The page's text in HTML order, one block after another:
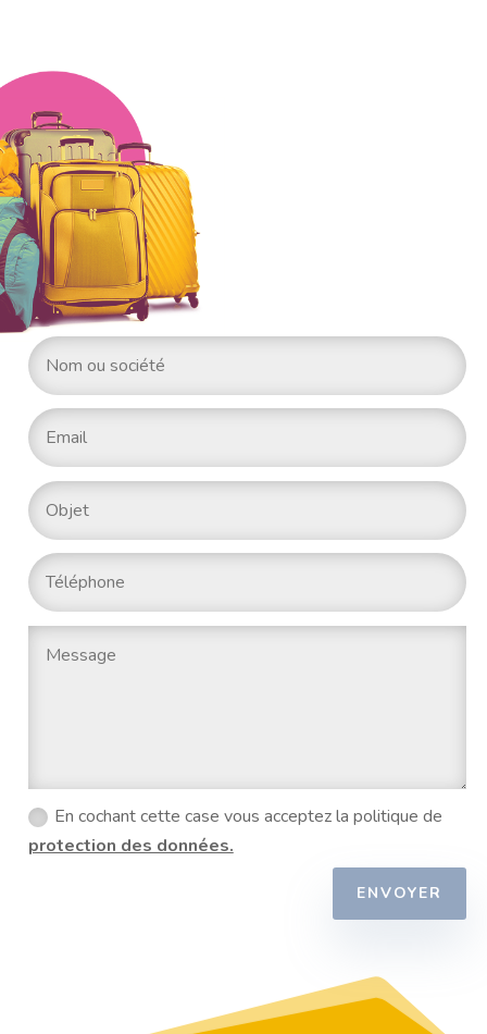
En cochant cette case vous acceptez la politique de
protection des données.
ENVOYER